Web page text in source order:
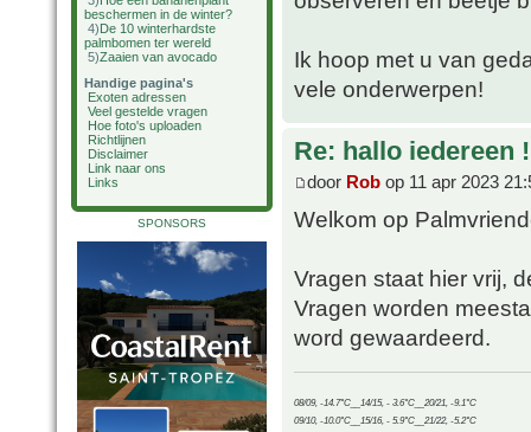
beschermen in de winter?
4)De 10 winterhardste
palmbomen ter wereld
5)Zaaien van avocado
Handige pagina's
Exoten adressen
Veel gestelde vragen
Hoe foto's uploaden
Richtlijnen
Disclaimer
Link naar ons
Links
SPONSORS
Ik hoop met u van
vele onderwerpen!
Re: hallo iedereen !
door Rob op 11 apr 2023
Welkom op
Vragen staat hier vrij,
Vragen worden
word gewaardeerd.
08/09, -14.7°C__14/15, - 3.6°C__20/21, -9.1°C
09/10, -10.0°C__15/16, - 5.9°C__21/22, -5.2°C